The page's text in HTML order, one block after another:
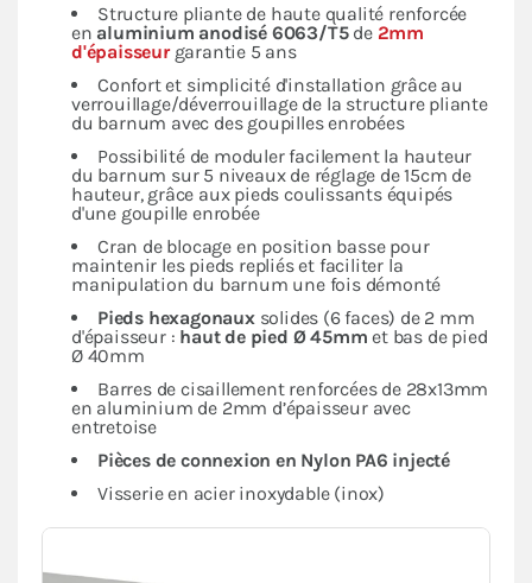
Structure pliante de haute qualité renforcée
en aluminium anodisé 6063/T5de 2mm
d'épaisseurgarantie 5 ans
Confort et simplicité d'installation grâce au
verrouillage/déverrouillage de la structure pliante
du barnum avec des goupilles enrobées
Possibilité de moduler facilement la hauteur
du barnum sur 5 niveaux de réglage de 15cm de
hauteur, grâce aux pieds coulissants équipés
d'une goupille enrobée
Cran de blocage en position basse pour
maintenir les pieds repliés et faciliter la
manipulation du barnum une fois démonté
Pieds hexagonauxsolides (6 faces) de 2 mm
d'épaisseur : haut de pied Ø 45mm et bas de pied
Ø 40mm
Barres de cisaillement renforcées de 28x13mm
en aluminium de 2mm d’épaisseur avec
entretoise
Pièces de connexion en Nylon PA6 injecté
Visserie en acier inoxydable (inox)